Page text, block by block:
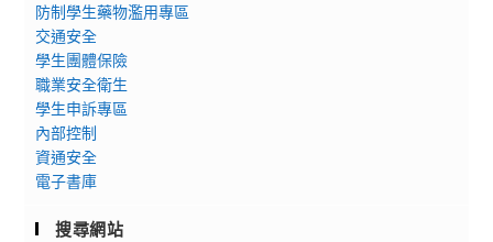
防制學生藥物濫用專區
交通安全
學生團體保險
職業安全衛生
學生申訴專區
內部控制
資通安全
電子書庫
搜尋網站